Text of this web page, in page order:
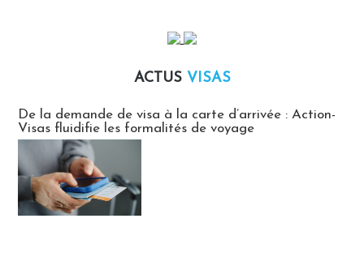
ACTUS VISAS
De la demande de visa à la carte d’arrivée : Action-
Visas fluidifie les formalités de voyage